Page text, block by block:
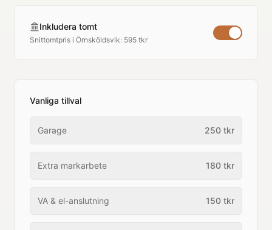
Inkludera tomt
Snittomtpris i Örnsköldsvik: 595 tkr
Vanliga tillval
Garage 250 tkr
Extra markarbete 180 tkr
VA & el-anslutning 150 tkr